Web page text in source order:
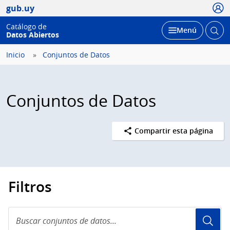
gub.uy
Catálogo de
Datos Abiertos
Desplegar
Menú Abrir
Inicio Conjuntos de Datos
Conjuntos de Datos
Compartir esta página
Filtros
conjuntos